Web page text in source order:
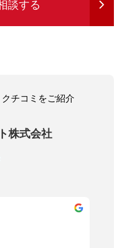
談する
チコミをご紹介
株式会社